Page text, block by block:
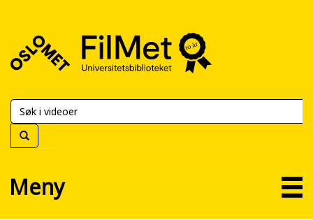
FilMet
Universitetsbiblioteket
Meny